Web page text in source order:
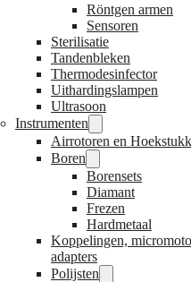
Röntgen armen
Sensoren
Sterilisatie
Tandenbleken
Thermodesinfector
Uithardingslampen
Ultrasoon
Instrumenten
Airrotoren en
Boren
Borensets
Diamant
Frezen
Hardmetaal
Koppelingen,
adapters
Polijsten